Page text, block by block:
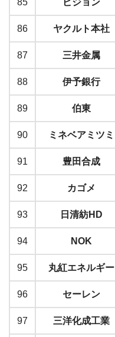
85 ピジョン
86 ヤクルト本社
87 三井金属
88 伊予銀行
89 伯東
90 ミネベアミツミ
91 豊田合成
92 カゴメ
93 日清紡HD
94 NOK
95 丸紅エネルギー
96 セーレン
97 三洋化成工業